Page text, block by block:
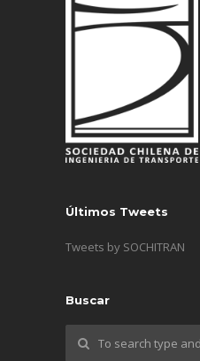
Últimos Tweets
Tweets by SOCHITRAN
Buscar